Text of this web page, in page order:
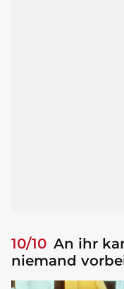
10/10 An ihr
niemand